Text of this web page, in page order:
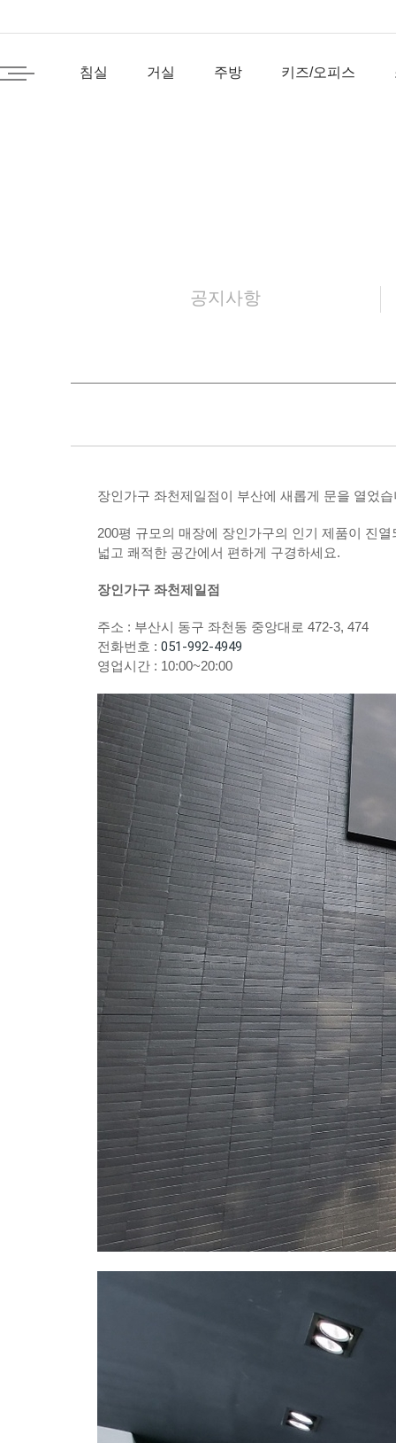
침실 거실 주방 키즈/오피스
공지사항
장인가구 좌천제일점이 부산에 새롭게 문을 열었
200평 규모의 매장에 장인가구의 인기 제품이 진
넓고 쾌적한 공간에서 편하게 구경하세요.
장인가구 좌천제일점
주소 : 부산시 동구 좌천동 중앙대로 472-3, 474
전화번호 : 051-992-4949
영업시간 : 10:00~20:00